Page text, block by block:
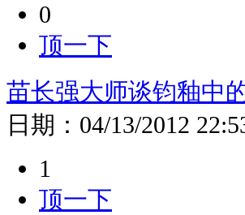
0
顶一下
苗长强大师谈钧釉中
日期： 04/13/2012
1
顶一下